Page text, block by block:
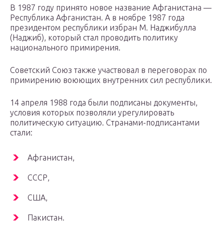
В 1987 году принято новое название Афганистана —
Республика Афганистан. А в ноябре 1987 года
президентом республики избран М. Наджибулла
(Наджиб), который стал проводить политику
национального примирения.
Советский Союз также участвовал в переговорах по
примирению воюющих внутренних сил республики.
14 апреля 1988 года были подписаны документы,
условия которых позволяли урегулировать
политическую ситуацию. Странами-подписантами
стали:
Афганистан,
СССР,
США,
Пакистан.